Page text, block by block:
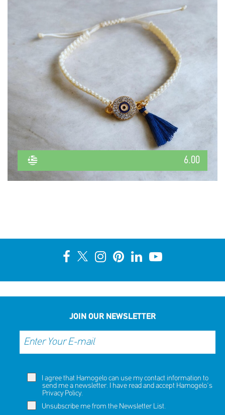
6.00
JOIN OUR NEWSLETTER
I agree that Hamogelo can use my contact information to
send me a newsletter. I have read and accept Hamogelo's
Privacy Policy.
Unsubscribe me from the Newsletter List.